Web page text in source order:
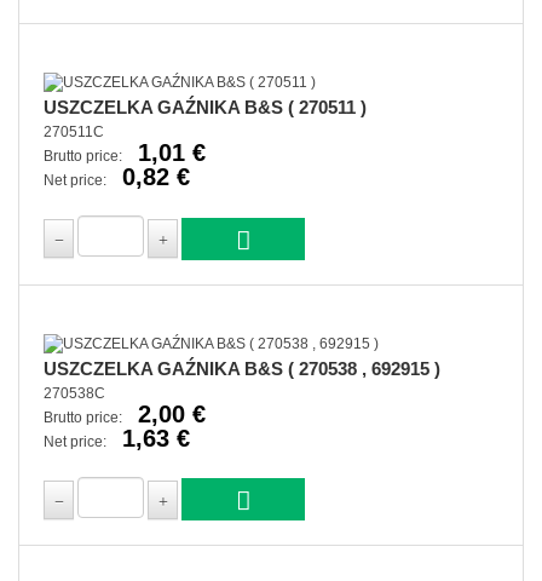
USZCZELKA GAŹNIKA B&S ( 270511 )
270511C
Brutto price:
1,01 €
Net price: 0,82 €
USZCZELKA GAŹNIKA B&S ( 270538 , 692915 )
270538C
Brutto price:
2,00 €
Net price: 1,63 €